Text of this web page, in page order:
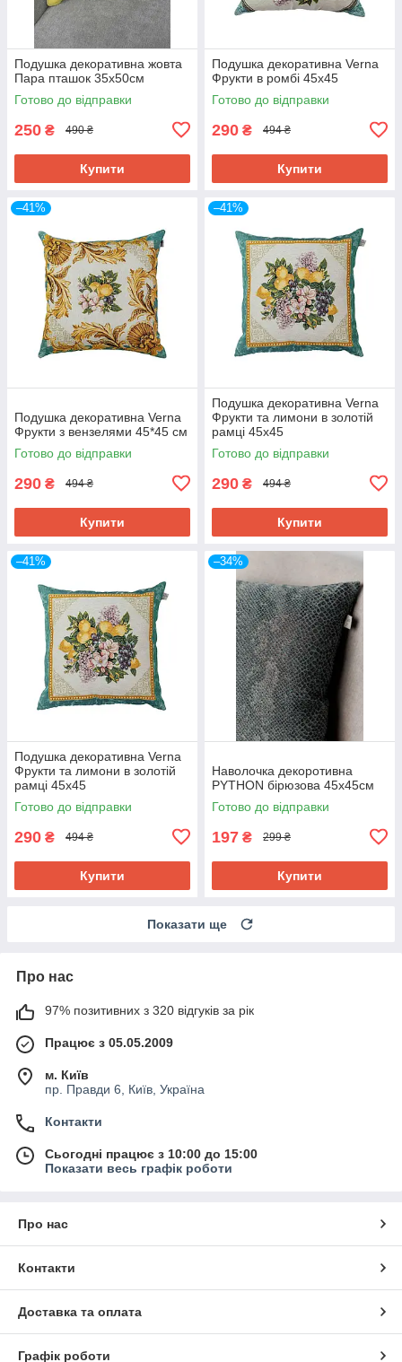
Подушка декоративна жовта
Пара пташок 35х50см
Готово до відправки
250 ₴ 490 ₴
Купити
Подушка декоративна Verna
Фрукти в ромбі 45х45
Готово до відправки
290 ₴ 494 ₴
Купити
–41%
Подушка декоративна Verna
Фрукти з вензелями 45*45 см
Готово до відправки
290 ₴ 494 ₴
Купити
–41%
Подушка декоративна Verna
Фрукти та лимони в золотій
рамці 45х45
Готово до відправки
290 ₴ 494 ₴
Купити
–41%
Подушка декоративна Verna
Фрукти та лимони в золотій
рамці 45х45
Готово до відправки
290 ₴ 494 ₴
Купити
–34%
Наволочка декоротивна
PYTHON бірюзова 45х45см
Готово до відправки
197 ₴ 299 ₴
Купити
Показати ще
Про нас
97% позитивних з 320 відгуків за рік
Працює з 05.05.2009
м. Київ
пр. Правди 6, Київ, Україна
Контакти
Сьогодні працює з 10:00 до 15:00
Показати весь графік роботи
Про нас
Контакти
Доставка та оплата
Графік роботи